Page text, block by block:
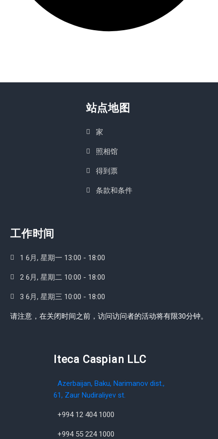
站点地图
家
照相馆
得到票
条款和条件
工作时间
1 6月, 星期一 13:00 - 18:00
2 6月, 星期二 10:00 - 18:00
3 6月, 星期三 10:00 - 18:00
请注意，在关闭时间之前，访问访问者的活动将有限30分钟。
Iteca Caspian LLC
Azerbaijan, Baku, Narimanov dist.,
61, Zaur Nudiraliyev st.
+994 12 404 1000
+994 55 224 1000